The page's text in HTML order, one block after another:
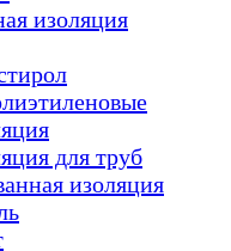
изоляция
для труб
изоляция